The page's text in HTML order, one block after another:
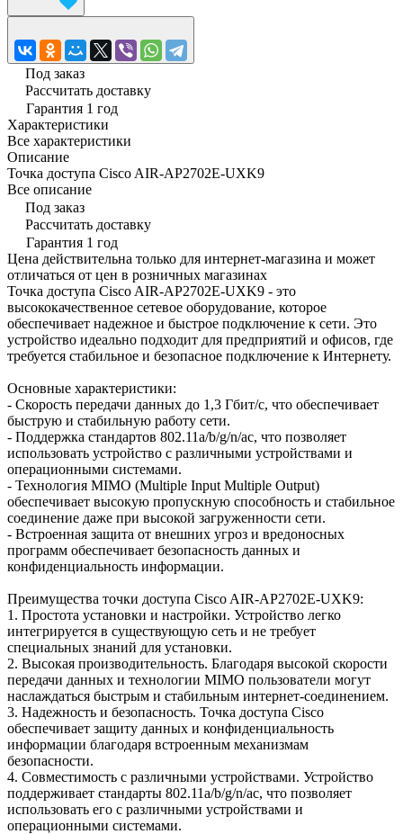
Под заказ
Рассчитать доставку
Гарантия 1 год
Характеристики
Все характеристики
Описание
Точка доступа Cisco AIR-AP2702E-UXK9
Все описание
Под заказ
Рассчитать доставку
Гарантия 1 год
Цена действительна только для интернет-магазина и может
отличаться от цен в розничных магазинах
Точка доступа Cisco AIR-AP2702E-UXK9 - это
высококачественное сетевое оборудование, которое
обеспечивает надежное и быстрое подключение к сети. Это
устройство идеально подходит для предприятий и офисов, где
требуется стабильное и безопасное подключение к Интернету.
Основные характеристики:
- Скорость передачи данных до 1,3 Гбит/с, что обеспечивает
быструю и стабильную работу сети.
- Поддержка стандартов 802.11a/b/g/n/ac, что позволяет
использовать устройство с различными устройствами и
операционными системами.
- Технология MIMO (Multiple Input Multiple Output)
обеспечивает высокую пропускную способность и стабильное
соединение даже при высокой загруженности сети.
- Встроенная защита от внешних угроз и вредоносных
программ обеспечивает безопасность данных и
конфиденциальность информации.
Преимущества точки доступа Cisco AIR-AP2702E-UXK9:
1. Простота установки и настройки. Устройство легко
интегрируется в существующую сеть и не требует
специальных знаний для установки.
2. Высокая производительность. Благодаря высокой скорости
передачи данных и технологии MIMO пользователи могут
наслаждаться быстрым и стабильным интернет-соединением.
3. Надежность и безопасность. Точка доступа Cisco
обеспечивает защиту данных и конфиденциальность
информации благодаря встроенным механизмам
безопасности.
4. Совместимость с различными устройствами. Устройство
поддерживает стандарты 802.11a/b/g/n/ac, что позволяет
использовать его с различными устройствами и
операционными системами.